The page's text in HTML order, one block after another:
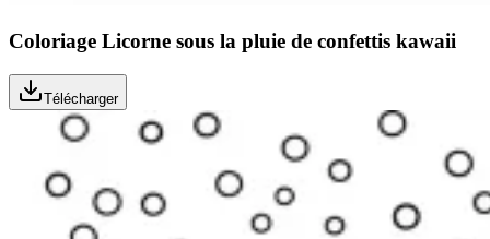
Coloriage Licorne sous la pluie de confettis kawaii
Télécharger